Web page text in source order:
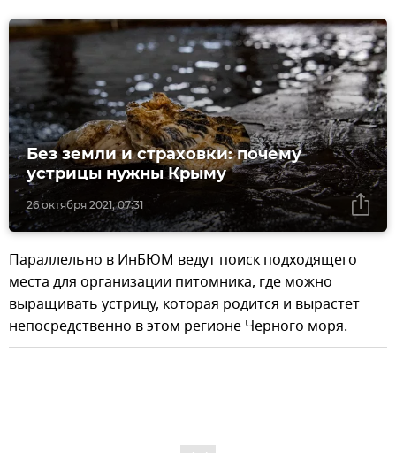
26 октября 2021, 07:31
Без земли и страховки: почему
устрицы нужны Крыму
Параллельно в ИнБЮМ ведут поиск подходящего
места для организации питомника, где можно
выращивать устрицу, которая родится и вырастет
непосредственно в этом регионе Черного моря.